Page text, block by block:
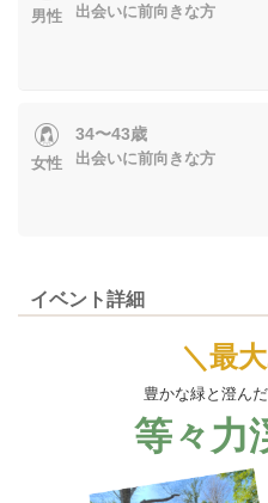
男性 出会いに前向きな方
女性
34〜43歳
出会いに前向きな方
イベント詳細
＼最
豊かな緑と澄ん
等々力